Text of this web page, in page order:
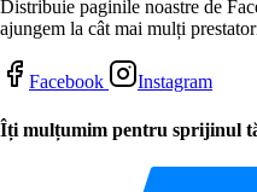
Distribuie paginile noastre de
ajungem la cât mai mulți
Facebook Instagram
Îți mulțumim pentru sprijinul